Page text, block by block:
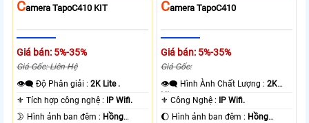
CAmera TapoC410 KIT
Giá bán: 5%-35%
Giá Gốc: Liên Hệ
👁️‍🗨 Độ Phân giải :2K Lite .
⚜️ Tích hợp công nghệ :
IP Wifi.
🌛 Hình ảnh ban đêm : Hồng
CAmera TapoC410
Giá bán: 5%-35%
Giá Gốc:
👁️‍🗨 Hình Ành Chất Lượng :2K
Lite .
⚜️ Công Nghệ :
IP Wifi.
🌔 Hình ảnh ban đêm : Hồng